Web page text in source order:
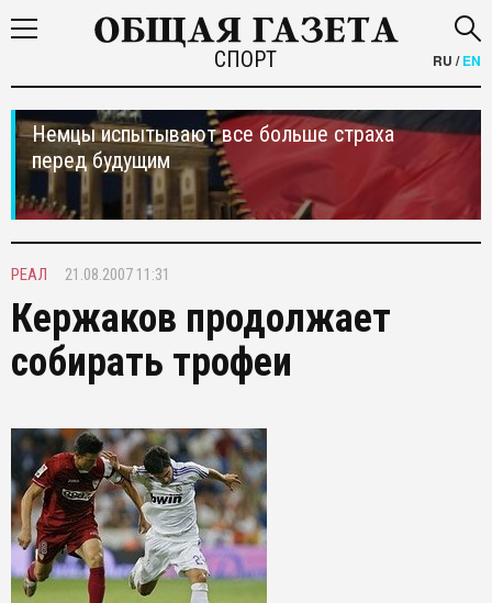
СПОРТ RU /EN
Немцы испытывают все больше страха
перед будущим
РЕАЛ 21.08.2007 11:31
Кержаков продолжает
собирать трофеи